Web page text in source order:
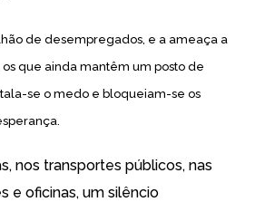
de desempregados, e a ameaça a
os que ainda mantêm um posto de
se o medo e bloqueiam-se os
nos transportes públicos, nas
e oficinas, um silêncio